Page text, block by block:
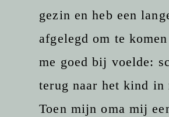
gezin en heb een
afgelegd om te
me goed bij voelde:
terug naar het kind in
Toen mijn oma mij